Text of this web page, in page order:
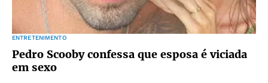
ENTRETENIMENTO
Pedro Scooby confessa que esposa é viciada
em sexo